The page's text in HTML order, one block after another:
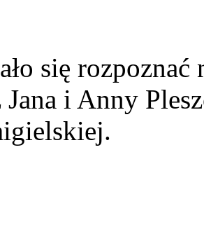
się rozpoznać
i Anny